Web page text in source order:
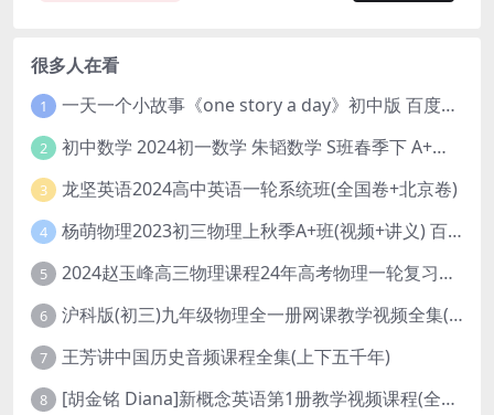
很多人在看
1 一天一个小故事《one story a day》初中版 百度网盘分享下载
2 初中数学 2024初一数学 朱韬数学 S班春季下 A+班春季下 百度云网盘
3 龙坚英语2024高中英语一轮系统班(全国卷+北京卷)
4 杨萌物理2023初三物理上秋季A+班(视频+讲义) 百度网盘分享
5 2024赵玉峰高三物理课程24年高考物理一轮复习网课教程
6 沪科版(初三)九年级物理全一册网课教学视频全集(录播版 杜春雨 66讲)
7 王芳讲中国历史音频课程全集(上下五千年)
8 [胡金铭 Diana]新概念英语第1册教学视频课程(全集 百度网盘下载)